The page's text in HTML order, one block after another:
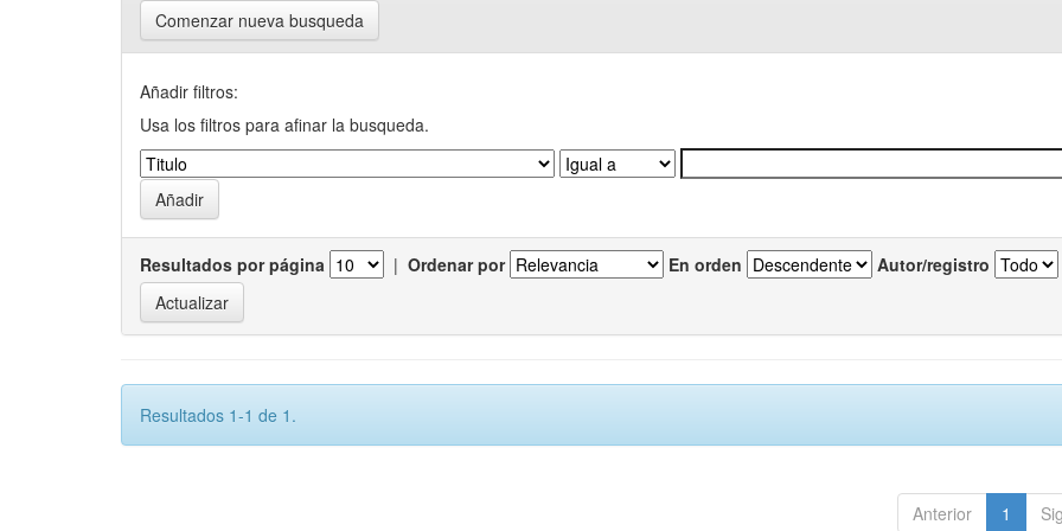
Comenzar nueva busqueda
Añadir filtros:
Usa los filtros para afinar la busqueda.
Resultados por página | Ordenar por En orden Autor/registro
Resultados 1-1 de 1.
Anterior 1